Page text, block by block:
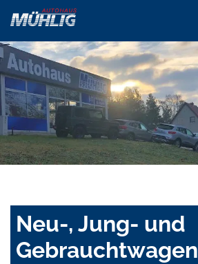
Neu-, Jung- und
Gebrauchtwagen